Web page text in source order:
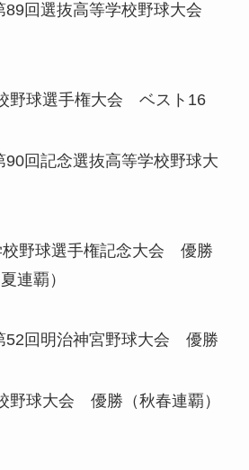
選抜高等学校野球大会
野球選手権大会 ベスト16
記念選抜高等学校野球大
校野球選手権記念大会 優勝
連覇）
明治神宮野球大会 優勝
野球大会 優勝（秋春連覇）